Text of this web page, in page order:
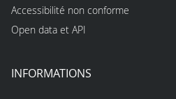
Accessibilité non conforme
Open data et API
INFORMATIONS